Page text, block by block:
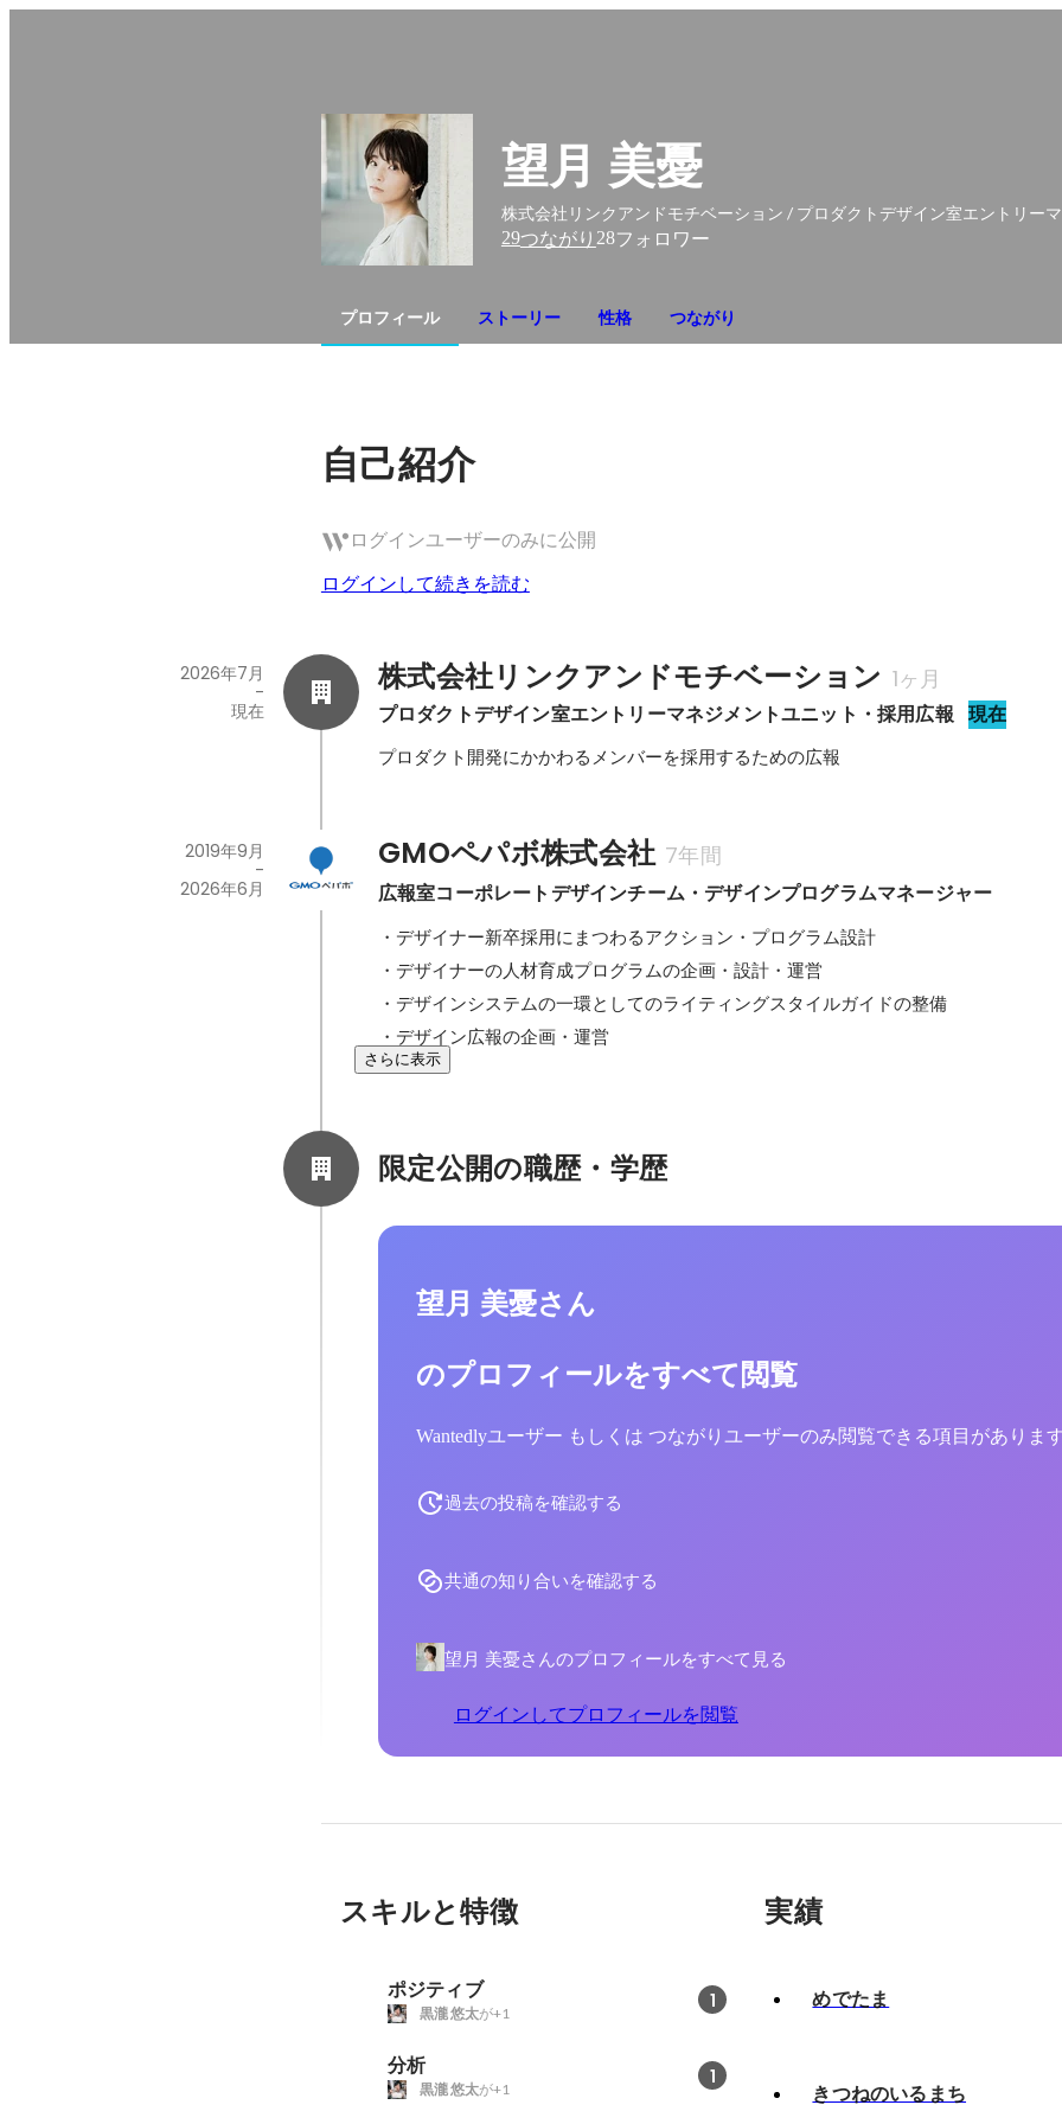
望月 美憂
株式会社リンクアンドモチベーション / プロダクトデザイン室エントリー
29つながり 28フォロワー
プロフィール ストーリー 性格 つながり
自己紹介
ログインユーザーのみに公開
ログインして続きを読む
株式会社リンクアンドモチベーション 1ヶ月
プロダクトデザイン室エントリーマネジメントユニット・採用広報 現在
2026年7月
-
現在
プロダクト開発にかかわるメンバーを採用するための広報
GMOペパボ株式会社 7年間
広報室コーポレートデザインチーム・デザインプログラムマネージャー
2019年9月
-
2026年6月
・デザイナー新卒採用にまつわるアクション・プログラム設計
・デザイナーの人材育成プログラムの企画・設計・運営
・デザインシステムの一環としてのライティングスタイルガイドの整備
・デザイン広報の企画・運営
さらに表示
限定公開の職歴・学歴
望月 美憂さん
のプロフィールをすべて閲覧
Wantedlyユーザー もしくは つながりユーザーのみ閲覧できる項目がありま
過去の投稿を確認する
共通の知り合いを確認する
望月 美憂さんのプロフィールをすべて見る
ログインしてプロフィールを閲覧
スキルと特徴
ポジティブ 1
黒瀧 悠太が+1
分析 1
黒瀧 悠太が+1
実績
めでたま
きつねのいるまち